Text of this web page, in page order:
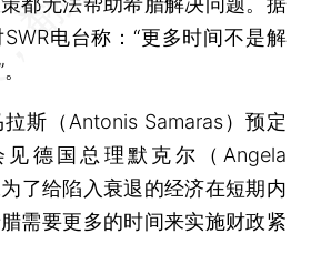
电台称：“更多时间不是解
（Antonis Samaras）预定
德国总理默克尔（Angela
了给陷入衰退的经济在短期内
需要更多的时间来实施财政紧